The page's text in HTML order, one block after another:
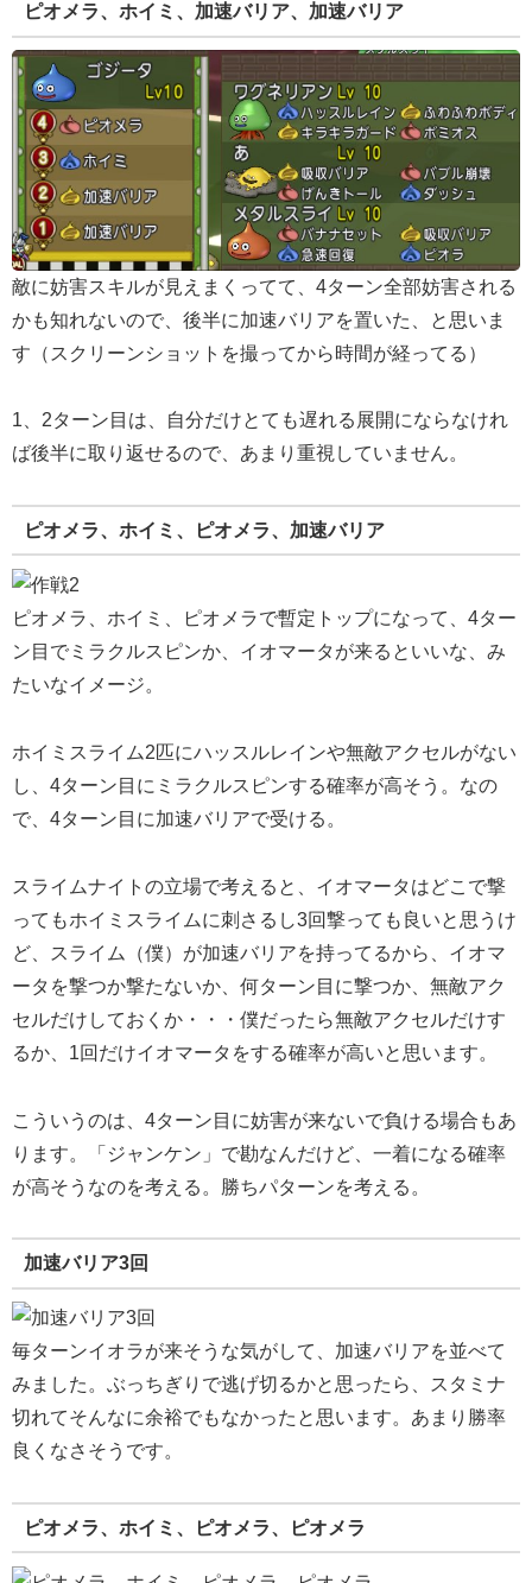
ピオメラ、ホイミ、加速バリア、加速バリア
敵に妨害スキルが見えまくってて、4ターン全部妨害される
かも知れないので、後半に加速バリアを置いた、と思いま
す（スクリーンショットを撮ってから時間が経ってる）
1、2ターン目は、自分だけとても遅れる展開にならなけれ
ば後半に取り返せるので、あまり重視していません。
ピオメラ、ホイミ、ピオメラ、加速バリア
ピオメラ、ホイミ、ピオメラで暫定トップになって、4ター
ン目でミラクルスピンか、イオマータが来るといいな、み
たいなイメージ。
ホイミスライム2匹にハッスルレインや無敵アクセルがない
し、4ターン目にミラクルスピンする確率が高そう。なの
で、4ターン目に加速バリアで受ける。
スライムナイトの立場で考えると、イオマータはどこで撃
ってもホイミスライムに刺さるし3回撃っても良いと思うけ
ど、スライム（僕）が加速バリアを持ってるから、イオマ
ータを撃つか撃たないか、何ターン目に撃つか、無敵アク
セルだけしておくか・・・僕だったら無敵アクセルだけす
るか、1回だけイオマータをする確率が高いと思います。
こういうのは、4ターン目に妨害が来ないで負ける場合もあ
ります。「ジャンケン」で勘なんだけど、一着になる確率
が高そうなのを考える。勝ちパターンを考える。
加速バリア3回
毎ターンイオラが来そうな気がして、加速バリアを並べて
みました。ぶっちぎりで逃げ切るかと思ったら、スタミナ
切れてそんなに余裕でもなかったと思います。あまり勝率
良くなさそうです。
ピオメラ、ホイミ、ピオメラ、ピオメラ